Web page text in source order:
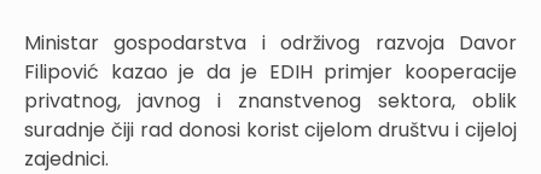
Ministar gospodarstva i održivog razvoja Davor
Filipović kazao je da je EDIH primjer kooperacije
privatnog, javnog i znanstvenog sektora, oblik
suradnje čiji rad donosi korist cijelom društvu i cijeloj
zajednici.